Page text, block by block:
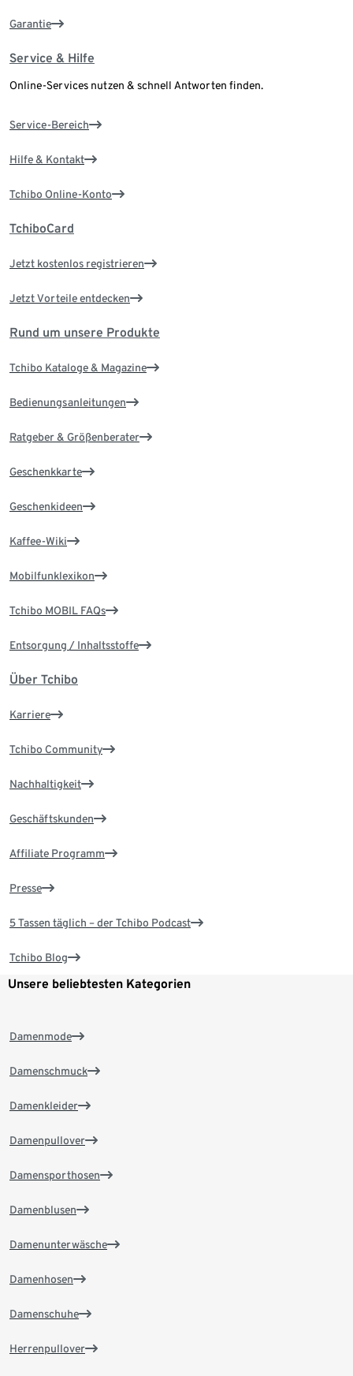
Garantie
Service & Hilfe
Online-Services nutzen & schnell Antworten finden.
Service-Bereich
Hilfe & Kontakt
Tchibo Online-Konto
TchiboCard
Jetzt kostenlos registrieren
Jetzt Vorteile entdecken
Rund um unsere Produkte
Tchibo Kataloge & Magazine
Bedienungsanleitungen
Ratgeber & Größenberater
Geschenkkarte
Geschenkideen
Kaffee-Wiki
Mobilfunklexikon
Tchibo MOBIL FAQs
Entsorgung / Inhaltsstoffe
Über Tchibo
Karriere
Tchibo Community
Nachhaltigkeit
Geschäftskunden
Affiliate Programm
Presse
5 Tassen täglich – der Tchibo Podcast
Tchibo Blog
Unsere beliebtesten Kategorien
Damenmode
Damenschmuck
Damenkleider
Damenpullover
Damensporthosen
Damenblusen
Damenunterwäsche
Damenhosen
Damenschuhe
Herrenpullover